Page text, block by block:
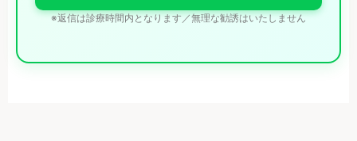
※返信は診療時間内となります／無理な勧誘はいたしません